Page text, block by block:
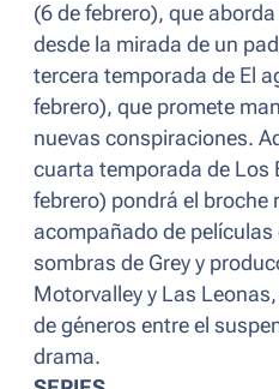
(6 de febrero), que
desde la mirada de un
tercera temporada de El
febrero), que promete
nuevas conspiraciones.
cuarta temporada de Los
febrero) pondrá el broche
acompañado de películas
sombras de Grey y
Motorvalley y Las Leonas
de géneros entre el
drama.